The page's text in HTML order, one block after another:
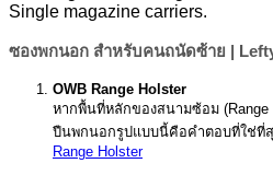
ซองพกนอก สำหรับคนถนัดซ้าย |
OWB Range Holster
หากพื้นที่หลักของสนามซ้อม
ปืนพกนอกรูปแบบนี้คือคำตอบที่ใช่ที่
Range Holster